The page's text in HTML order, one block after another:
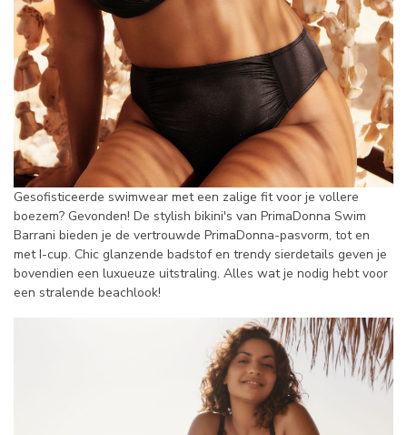
Gesofisticeerde swimwear met een zalige fit voor je vollere
boezem? Gevonden! De stylish bikini's van PrimaDonna Swim
Barrani bieden je de vertrouwde PrimaDonna-pasvorm, tot en
met I-cup. Chic glanzende badstof en trendy sierdetails geven je
bovendien een luxueuze uitstraling. Alles wat je nodig hebt voor
een stralende beachlook!